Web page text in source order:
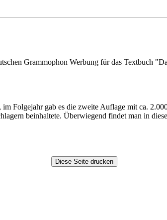
Grammophon Werbung für das Textbuch
Folgejahr gab es die zweite Auflage mit ca.
beinhaltete. Überwiegend findet man in